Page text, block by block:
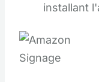
installant